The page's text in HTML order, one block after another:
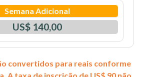
Semana Adicional
US$ 140,00
convertidos para reais conforme